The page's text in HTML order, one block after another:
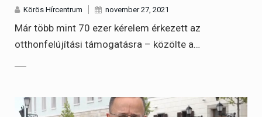
Körös Hírcentrum november 27, 2021
Már több mint 70 ezer kérelem érkezett az
otthonfelújítási támogatásra – közölte a…